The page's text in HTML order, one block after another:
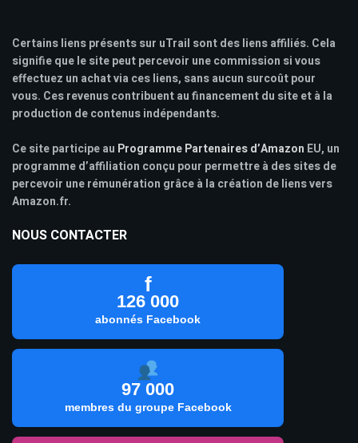
Certains liens présents sur uTrail sont des liens affiliés. Cela
signifie que le site peut percevoir une commission si vous
effectuez un achat via ces liens, sans aucun surcoût pour
vous. Ces revenus contribuent au financement du site et à la
production de contenus indépendants.
Ce site participe au Programme Partenaires d’Amazon EU, un
programme d’affiliation conçu pour permettre à des sites de
percevoir une rémunération grâce à la création de liens vers
Amazon.fr.
NOUS CONTACTER
f
126 000
abonnés Facebook
97 000
membres du groupe Facebook